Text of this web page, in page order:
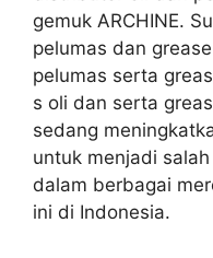
gemuk ARCHINE.
pelumas dan
pelumas serta
s oli dan serta
sedang
untuk menjadi
dalam berbagai
ini di Indonesia.